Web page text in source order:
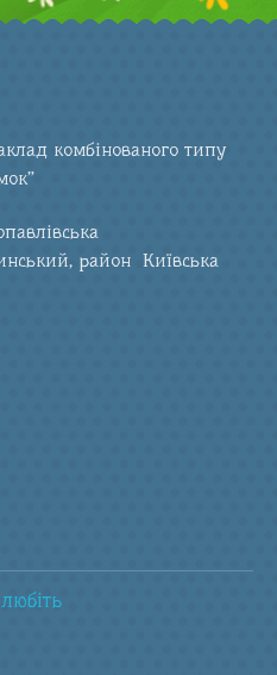
комбінованого типу
район Київська